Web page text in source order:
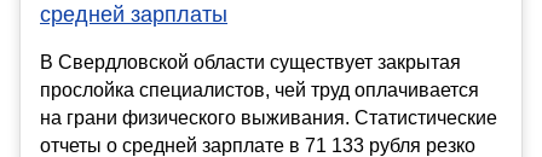
средней зарплаты
В Свердловской области существует закрытая
прослойка специалистов, чей труд оплачивается
на грани физического выживания. Статистические
отчеты о средней зарплате в 71 133 рубля резко